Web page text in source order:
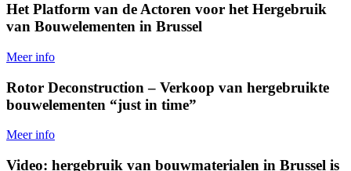
Het Platform van de Actoren voor het Hergebruik
van Bouwelementen in Brussel
Meer info
Rotor Deconstruction – Verkoop van hergebruikte
bouwelementen “just in time”
Meer info
Video: hergebruik van bouwmaterialen in Brussel is